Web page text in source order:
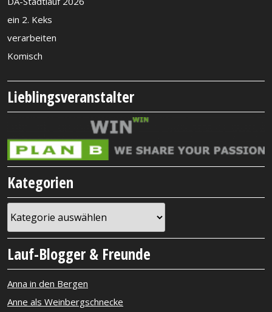
ein 2. Keks
verarbeiten
Komisch
Lieblingsveranstalter
Kategorien
Lauf-Blogger & Freunde
Anna in den Bergen
Anne als Weinbergschnecke